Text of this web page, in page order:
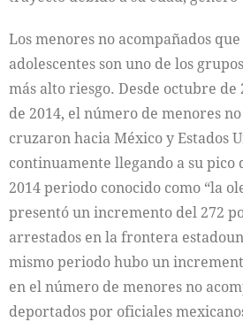
Los menores no acompañados
adolescentes son uno de los
más alto riesgo. Desde octubre de
de 2014, el número de menores
cruzaron hacia México y Estados
continuamente llegando a su pico
2014 periodo conocido como “la
presentó un incremento del 272
arrestados en la frontera
mismo periodo hubo un
en el número de menores no
deportados por oficiales